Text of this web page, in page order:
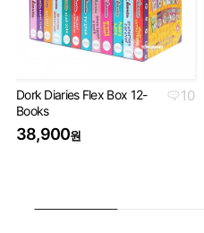
10
Dork Diaries Flex Box 12-
Books
38,900원